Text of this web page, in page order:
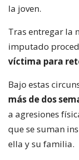
la joven.
Tras entregar la
imputado
víctima para
Bajo estas
más de dos
a agresiones
que se suman
ella y su familia.